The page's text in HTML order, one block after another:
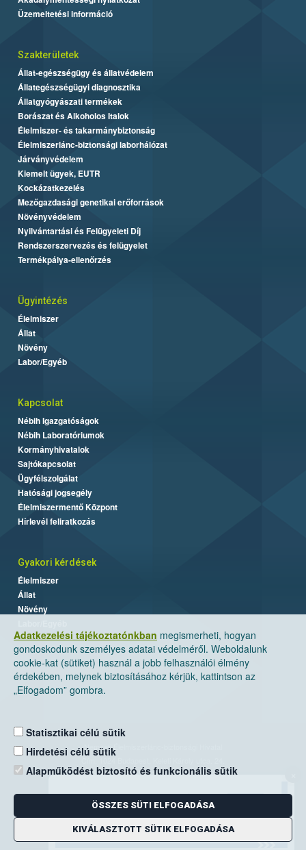
Adatkezelési tájékoztatónkban megismerheti, hogyan
gondoskodunk személyes adatai védelméről. Weboldalunk
cookie-kat (sütiket) használ a jobb felhasználói élmény
érdekében, melynek biztosításához kérjük, kattintson az
„Elfogadom” gombra.
Statisztikai célú sütik
Hirdetési célú sütik
Alapműködést biztosító és funkcionális sütik
ÖSSZES SÜTI ELFOGADÁSA
KIVÁLASZTOTT SÜTIK ELFOGADÁSA
Üzemeltetési információ
Szakterületek
Állat-egészségügy és állatvédelem
Állategészségügyi diagnosztika
Állatgyógyászati termékek
Borászat és Alkoholos Italok
Élelmiszer- és takarmánybiztonság
Élelmiszerlánc-biztonsági laborhálózat
Járványvédelem
Kiemelt ügyek, EUTR
Kockázatkezelés
Mezőgazdasági genetikai erőforrások
Növényvédelem
Nyilvántartási és Felügyeleti Díj
Rendszerszervezés és felügyelet
Termékpálya-ellenőrzés
Ügyintézés
Élelmiszer
Állat
Növény
Labor/Egyéb
Kapcsolat
Nébih Igazgatóságok
Nébih Laboratóriumok
Kormányhivatalok
Sajtókapcsolat
Ügyfélszolgálat
Hatósági jogsegély
Élelmiszermentő Központ
Hírlevél feliratkozás
Gyakori kérdések
Élelmiszer
Állat
Növény
Nemzeti Élelmiszerlánc-biztonsági Hivatal
Levelezési cím: 1525 Budapest. Pf. 30.
E-mail:ugyfelszolgalat@nebih.gov.hu
Zöld szám: 06-80/263-244
Telefon: 06-1/ 336-9000